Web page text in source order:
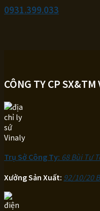
0931.399.033
CÔNG TY CP SX&TM
Trụ Sở Công Ty: 68 Bùi Tư
Xưởng Sản Xuất: 92/10/20